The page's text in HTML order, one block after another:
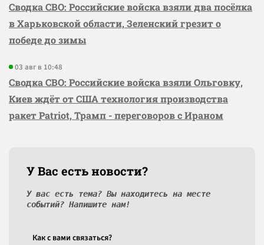
Сводка СВО: Российские войска взяли два посёлка
в Харьковской области, Зеленский грезит о
победе до зимы
03 авг в 10:48
Сводка СВО: Российские войска взяли Ольговку,
Киев ждёт от США технология производства
ракет Patriot, Трамп - переговоров с Ираном
У Вас есть новости?
У вас есть тема? Вы находитесь на месте
событий? Напишите нам!
Как c вами связаться?